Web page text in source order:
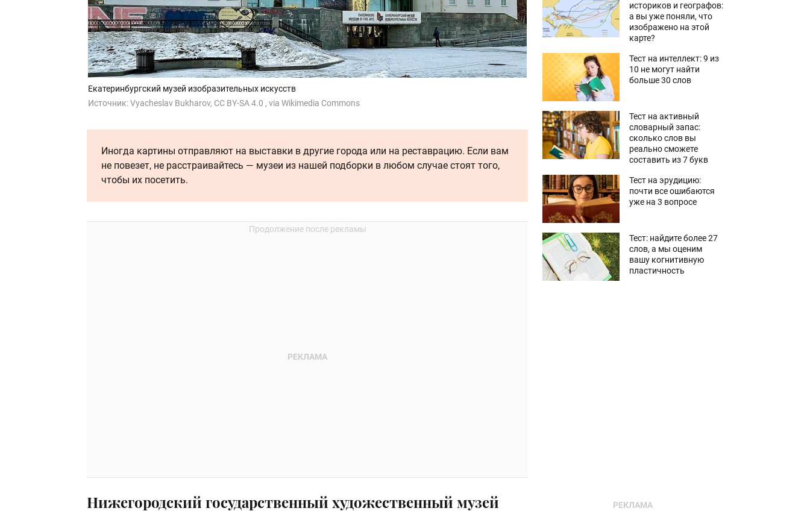
Екатеринбургский музей изобразительных искусств
Источник:Vyacheslav Bukharov, CC BY-SA 4.0 , via Wikimedia Commons
Иногда картины отправляют на выставки в другие города или на реставрацию. Если вам
не повезет, не расстраивайтесь — музеи из нашей подборки в любом случае стоят того,
чтобы их посетить.
Нижегородский государственный художественный музей
историков и географов:
а вы уже поняли, что
изображено на этой
карте?
Тест на интеллект: 9 из
10 не могут найти
больше 30 слов
Тест на активный
словарный запас:
сколько слов вы
реально сможете
составить из 7 букв
Тест на эрудицию:
почти все ошибаются
уже на 3 вопросе
Тест: найдите более 27
слов, а мы оценим
вашу когнитивную
пластичность